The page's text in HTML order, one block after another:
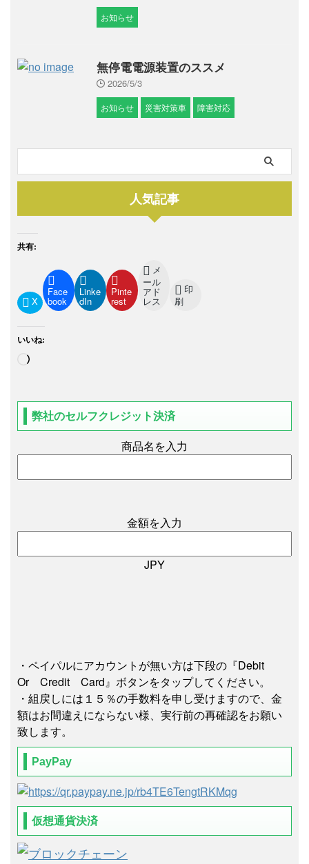
お知らせ
無停電電源装置のススメ
2026/5/3
お知らせ 災害対策車 障害対応
人気記事
共有:
X
Face
book
Linke
dIn
Pinte
rest
メ
ール
アド
レス
印
刷
いいね:
弊社のセルフクレジット決済
商品名を入力
金額を入力
JPY
・ペイパルにアカウントが無い方は下段の『Debit
Or Credit Card』ボタンをタップしてください。
・組戻しには１５％の手数料を申し受けますので、金
額はお間違えにならない様、実行前の再確認をお願い
致します。
PayPay
仮想通貨決済